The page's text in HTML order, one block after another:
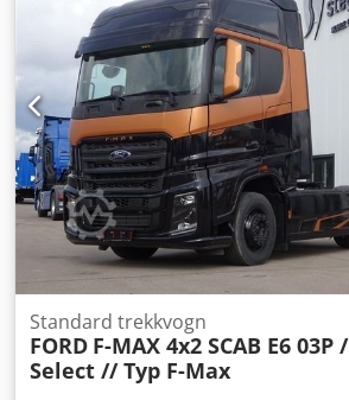
Standard trekkvogn
FORD F-MAX 4x2 SCAB E6 03P /
Select // Typ F-Max